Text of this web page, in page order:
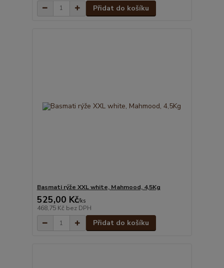
Přidat do košíku
Basmati rýže XXL white, Mahmood, 4,5Kg
525,00 Kč/ks
468,75 Kč bez DPH
Přidat do košíku